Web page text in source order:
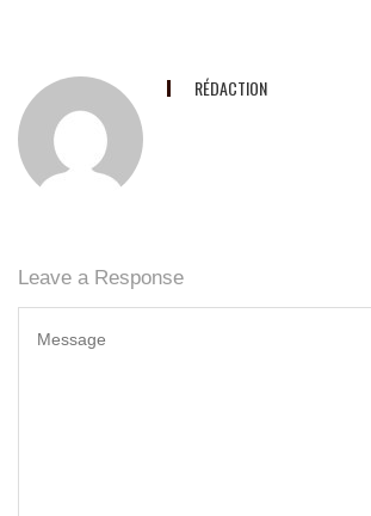
RÉDACTION
Leave a Response